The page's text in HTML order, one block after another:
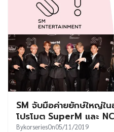
SM จับมือค่ายยักษ์ใหญ่ใ
โปรโมต SuperM และ
BykorseriesOn05/11/2019